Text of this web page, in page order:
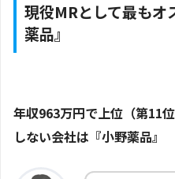
現役MRとして最もオ
薬品』
年収963万円で上位（第11
しない会社は『小野薬品』